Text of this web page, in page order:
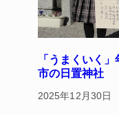
「うまくいく
市の日置神社
2025年12月30日